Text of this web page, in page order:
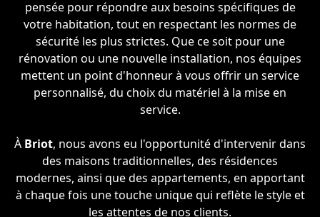
pensée pour répondre aux besoins spécifiques de
votre habitation, tout en respectant les normes de
sécurité les plus strictes. Que ce soit pour une
rénovation ou une nouvelle installation, nos équipes
mettent un point d'honneur à vous offrir un service
personnalisé, du choix du matériel à la mise en
service.
À Briot, nous avons eu l'opportunité d'intervenir dans
des maisons traditionnelles, des résidences
modernes, ainsi que des appartements, en apportant
à chaque fois une touche unique qui reflète le style et
les attentes de nos clients.